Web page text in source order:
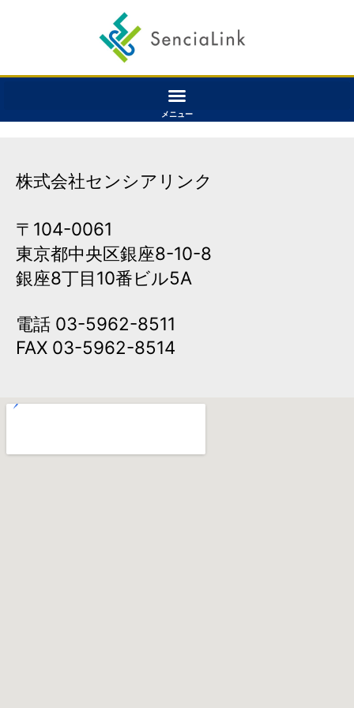
メニュー
株式会社センシアリンク
〒104-0061
東京都中央区銀座8-10-8
銀座8丁目10番ビル5A
電話 03-5962-8511
FAX 03-5962-8514